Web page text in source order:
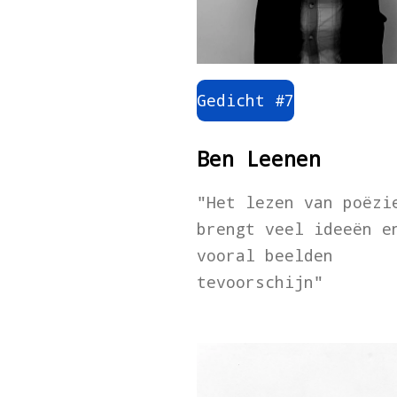
Gedicht #7
Ben Leenen
"Het lezen van
brengt veel ideeën
vooral beelden
tevoorschijn"